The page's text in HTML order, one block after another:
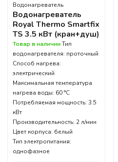
Водонагреватель
Водонагреватель
Royal Thermo Smartfix
TS 3.5 кВт (кран+душ)
Товар в наличииТип
водонагревателя: проточный
Способ нагрева:
электрический
Максимальная температура
нагрева воды: 60 °С
Потребляемая мощность: 3.5
кВт
Производительность: 2 л/мин
Цвет корпуса: белый
Тип электропитания:
однофазное